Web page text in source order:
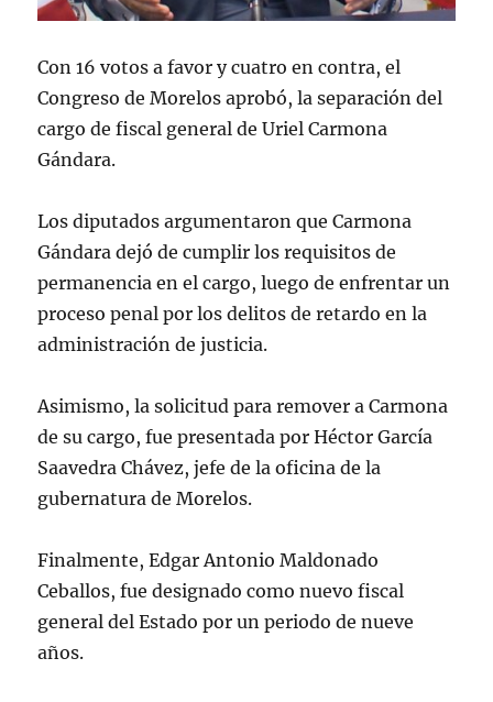
Con 16 votos a favor y cuatro en contra, el
Congreso de Morelos aprobó, la separación del
cargo de fiscal general de Uriel Carmona
Gándara.
Los diputados argumentaron que Carmona
Gándara dejó de cumplir los requisitos de
permanencia en el cargo, luego de enfrentar un
proceso penal por los delitos de retardo en la
administración de justicia.
Asimismo, la solicitud para remover a Carmona
de su cargo, fue presentada por Héctor García
Saavedra Chávez, jefe de la oficina de la
gubernatura de Morelos.
Finalmente, Edgar Antonio Maldonado
Ceballos, fue designado como nuevo fiscal
general del Estado por un periodo de nueve
años.